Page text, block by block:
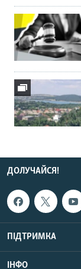
ДОЛУЧАЙСЯ!
ПІДТРИМКА
ІНФО